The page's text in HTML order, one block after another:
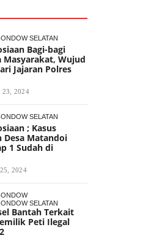
SELATAN
Bagi-bagi
Masyarakat, Wujud
Jajaran Polres
23, 2024
SELATAN
; Kasus
Desa Matandoi
1 Sudah di
2024
SELATAN
Bantah Terkait
Peti Ilegal